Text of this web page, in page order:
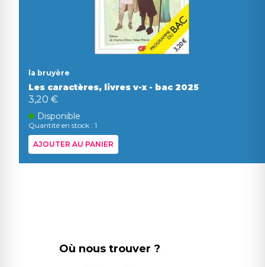
la bruyère
Les caractères, livres v-x - bac 2025
3,20 €
Disponible
Quantité en stock : 1
AJOUTER AU PANIER
Où nous trouver ?